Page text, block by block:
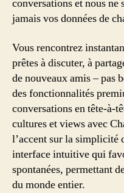
conversations et nous ne
jamais vos données de
Vous rencontrez
prêtes à discuter, à
de nouveaux amis – pas
des fonctionnalités
conversations en tête-à-
cultures et views avec
l’accent sur la
interface intuitive qui
spontanées, permettant
du monde entier.